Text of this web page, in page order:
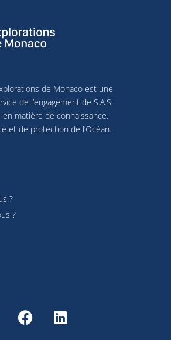
de Monaco est une
de l’engagement de S.A.S.
matière de connaissance,
et de protection de l’Océan.
?
?